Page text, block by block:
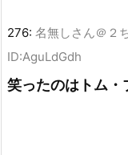
276: 名無しさん＠２
ID:AguLdGdh
笑ったのはトム・